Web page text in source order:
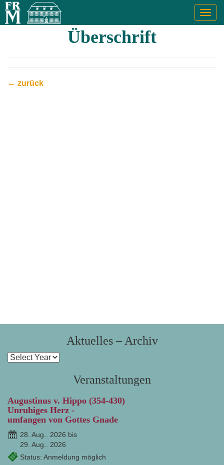
Überschrift
← zurück
Aktuelles – Archiv
Veranstaltungen
Augustinus v. Hippo (354-430)
Unruhiges Herz -
umfangen von Gottes Gnade
28. Aug.. 2026 bis
29. Aug.. 2026
Status: Anmeldung möglich